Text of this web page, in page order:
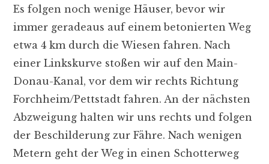
Es folgen noch wenige Häuser, bevor wir
immer geradeaus auf einem betonierten Weg
etwa 4 km durch die Wiesen fahren. Nach
einer Linkskurve stoßen wir auf den Main-
Donau-Kanal, vor dem wir rechts Richtung
Forchheim/Pettstadt fahren. An der nächsten
Abzweigung halten wir uns rechts und folgen
der Beschilderung zur Fähre. Nach wenigen
Metern geht der Weg in einen Schotterweg